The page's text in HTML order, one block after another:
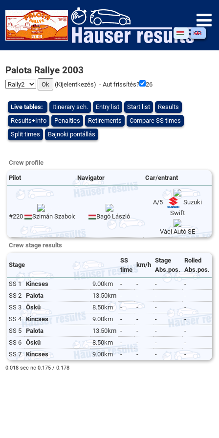
Palota Rallye 2003
(Kijelentkezés) - Aut frissítés? 26
Live tables: Itinerary sch. Entry list Start list
Results
Results+Info
Penalties Retirements
Compare SS times
Split times
Bajnoki pontállás
Crew profile
Pilot Navigator Car/entrant
#220 Szimán Szabolcs Bagó László
A/5
Suzuki
Swift
Váci Autó SE
Crew stage results
Stage
SS
time
km/h
Stage
Abs.pos.
Rolled
Abs.pos.
SS 1 Kincses 9.00km - - -
-
SS 2
Palota 13.50km - - -
-
SS 3
Öskü 8.50km - - -
-
SS 4 Kincses 9.00km - - -
-
SS 5
Palota 13.50km - - -
-
SS 6
Öskü 8.50km - - -
-
SS 7 Kincses 9.00km - - - -
0.018 sec nc 0.175 / 0.178